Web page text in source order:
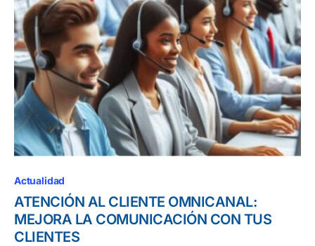
Actualidad
ATENCIÓN AL CLIENTE OMNICANAL:
MEJORA LA COMUNICACIÓN CON TUS
CLIENTES